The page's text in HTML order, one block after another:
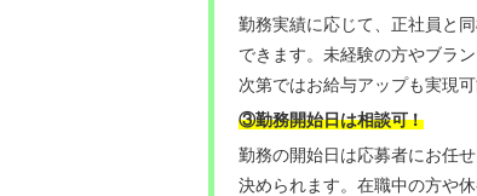
勤務実績に応じて、正社員と
できます。未経験の方やブラ
次第ではお給与アップも実現可
③勤務開始日は相談可！
勤務の開始日は応募者にお任
決められます。在職中の方や